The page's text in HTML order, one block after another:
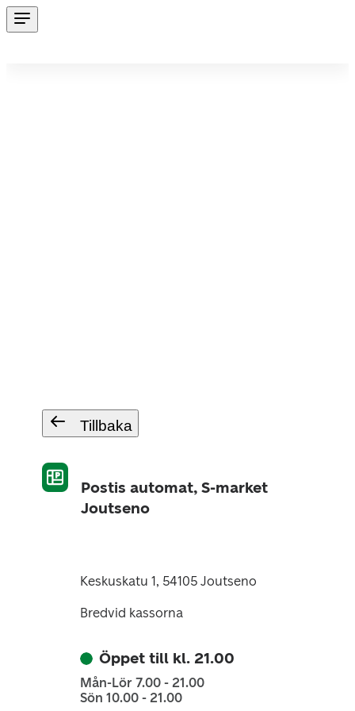
Tillbaka
Postis automat, S-market
Joutseno
Keskuskatu 1, 54105 Joutseno
Bredvid kassorna
Öppet till kl. 21.00
Mån-Lör 7.00 - 21.00
Sön 10.00 - 21.00